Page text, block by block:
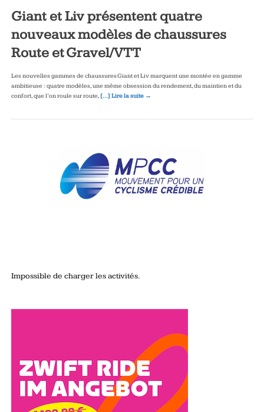
Giant et Liv présentent quatre
nouveaux modèles de chaussures
Route et Gravel/VTT
Les nouvelles gammes de chaussures Giant et Liv marquent une montée en gamme
ambitieuse : quatre modèles, une même obsession du rendement, du maintien et du
confort, que l’on roule sur route, […] Lire la suite →
Impossible de charger les activités.